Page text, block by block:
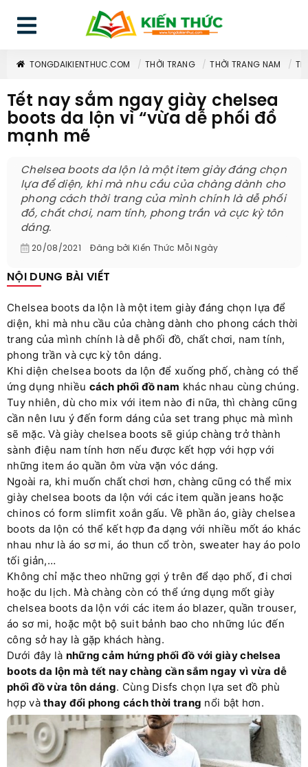
TONGDAIKIENTHUC.COM THỜI TRANG THỜI TRANG NAM
Tết nay sắm ngay giày chelsea
boots da lộn vì “vừa dễ phối đồ
mạnh mẽ
Chelsea boots da lộn là một item giày đáng chọn
lựa để diện, khi mà nhu cầu của chàng dành cho
phong cách thời trang của mình chính là dễ phối
đồ, chất chơi, nam tính, phong trần và cực kỳ tôn
dáng.
20/08/2021 Đăng bởi Kiến Thức Mỗi Ngày
NỘI DUNG BÀI VIẾT
Chelsea boots da lộn là một item giày đáng chọn lựa để
diện, khi mà nhu cầu của chàng dành cho phong cách thời
trang của mình chính là dễ phối đồ, chất chơi, nam tính,
phong trần và cực kỳ tôn dáng.
Khi diện chelsea boots da lộn để xuống phố, chàng có thể
ứng dụng nhiều cách phối đồ nam khác nhau cùng chúng.
Tuy nhiên, dù cho mix với item nào đi nữa, thì chàng cũng
cần nên lưu ý đến form dáng của set trang phục mà mình
sẽ mặc. Và giày chelsea boots sẽ giúp chàng trở thành
sành điệu nam tính hơn nếu được kết hợp với hợp với
những item áo quần ôm vừa vặn vóc dáng.
Ngoài ra, khi muốn chất chơi hơn, chàng cũng có thể mix
giày chelsea boots da lộn với các item quần jeans hoặc
chinos có form slimfit xoắn gấu. Về phần áo, giày chelsea
boots da lộn có thể kết hợp đa dạng với nhiều mốt áo khác
nhau như là áo sơ mi, áo thun cổ tròn, sweater hay áo polo
tối giản,…
Không chỉ mặc theo những gợi ý trên để dạo phố, đi chơi
hoặc du lịch. Mà chàng còn có thể ứng dụng mốt giày
chelsea boots da lộn với các item áo blazer, quần trouser,
áo sơ mi, hoặc một bộ suit bảnh bao cho những lúc đến
công sở hay là gặp khách hàng.
Dưới đây là những cảm hứng phối đồ với giày chelsea
boots da lộn mà tết nay chàng cần sắm ngay vì vừa dễ
phối đồ vừa tôn dáng. Cùng Disfs chọn lựa set đồ phù
hợp vàthay đổi phong cách thời trang nổi bật hơn.